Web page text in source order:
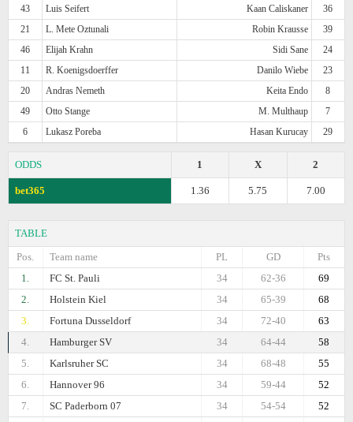
43
Luis Seifert Kaan Caliskaner
36
21
L. Mete Oztunali Robin Krausse
39
46
Elijah Krahn Sidi Sane
24
11
R. Koenigsdoerffer Danilo Wiebe
23
20
Andras Nemeth Keita Endo
8
49
Otto Stange M. Multhaup
7
6
Lukasz Poreba Hasan Kurucay 29
ODDS 2
X
1
bet365 7.00
5.75
1.36
TABLE
Pos.
Team name Pts
GD
PL
1.
FC St. Pauli 69
62-36
34
2.
Holstein Kiel 68
65-39
34
3.
Fortuna Dusseldorf 63
72-40
34
4.
Hamburger SV 58
64-44
34
5.
Karlsruher SC 55
68-48
34
6.
Hannover 96 52
59-44
34
7.
SC Paderborn 07 52
54-54
34